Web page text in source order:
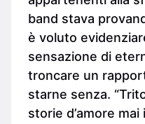
band stava
è voluto
sensazione di
troncare un
starne senza.
storie d’amore